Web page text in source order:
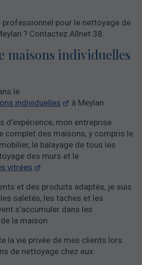
professionnel pour le nettoyage de
? Contactez Allnet 38.
maisons individuelles
le
individuelles
à Meylan.
d’expérience, mon entreprise
complet des maisons, y compris le
le balayage de tous les
des murs et le
vitrées
et des produits adaptés, je suis
saletés, les taches et les
s'accumuler dans les
la maison.
la vie privée de mes clients lors
de nettoyage chez eux.